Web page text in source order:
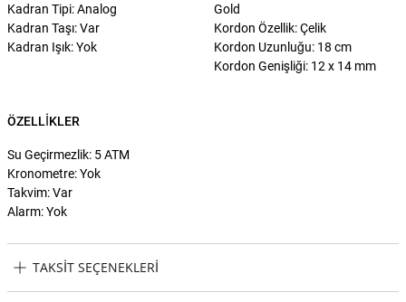
Kadran Tipi: Analog
Kadran Taşı: Var
Kadran Işık: Yok
Gold
Kordon Özellik: Çelik
Kordon Uzunluğu: 18 cm
Kordon Genişliği: 12 x 14 mm
ÖZELLIKLER
Su Geçirmezlik: 5 ATM
Kronometre: Yok
Takvim: Var
Alarm: Yok
TAKSIT SEÇENEKLERI